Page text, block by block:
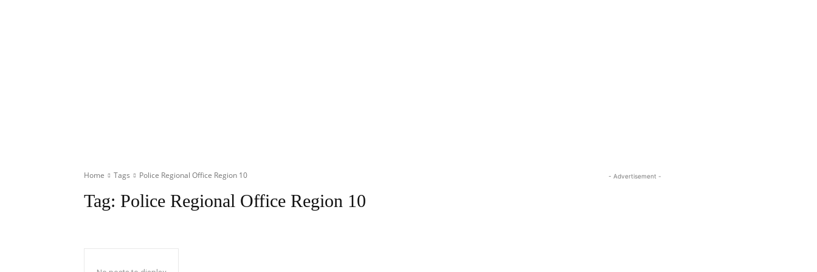
Home Tags Police Regional Office Region 10
Tag: Police Regional Office Region 10
- Advertisement -